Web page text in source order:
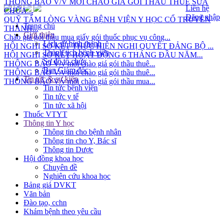
Liên hệ
Đăng nhập
Trang chủ
Giới thiệu
Lịch sử hình thành
Thành tích bệnh viện
Sơ đồ tổ chức
Ban Giám đốc
Tin tức & sự kiện
Tin tức bệnh viện
Tin tức y tế
Tin tức xã hội
Thuốc VTYT
Thông tin Y học
Thông tin cho bệnh nhân
Thông tin cho Y, Bác sĩ
Thông tin Dược
Hội đồng khoa học
Chuyên đề
Nghiên cứu khoa học
Bảng giá DVKT
Văn bản
Đào tạo, cchn
Khám bệnh theo yêu cầu
CHỮA...
QUỸ TẤM LÒNG VÀNG BỆNH VIỆN Y HỌC CỔ TRUYỀN
THÀNH...
Chào giá gói thầu mua giấy gói thuốc phục vụ công...
HỘI NGHỊ SƠ KẾT THỰC HIỆN NGHỊ QUYẾT ĐẢNG BỘ ...
HỘI NGHỊ SƠ KẾT HOẠT ĐỘNG 6 THÁNG ĐẦU NĂM...
THÔNG BÁO V/v mời chào giá gói thầu thuê...
THÔNG BÁO V/v mời chào giá gói thầu thuê...
THÔNG BÁO V/v mời chào giá gói thầu mua...